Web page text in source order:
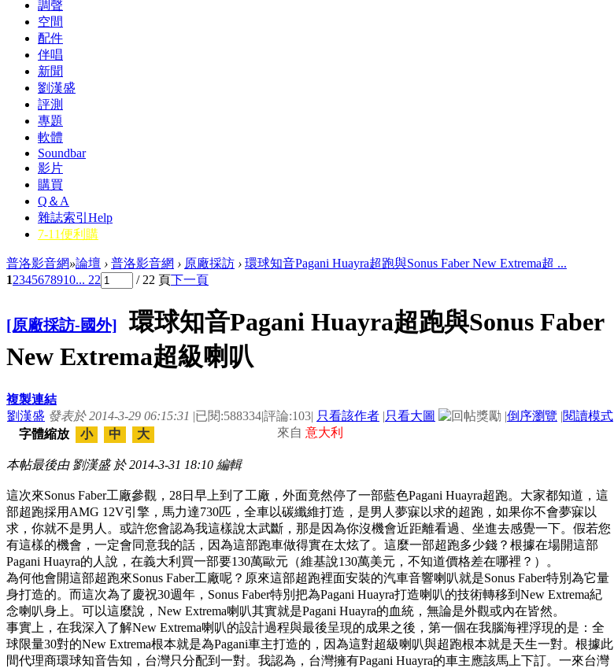
調聲
空間
配件
伴唱
新聞
劉漢盛
評測
專題
軟體
Soundbar
影片
購買
Q＆A
雜誌索引 Help
7-11便利購
普洛影音網»論壇 › 普洛影音網 › 原廠採訪 › 環球知音Pagani Huayra超跑與Sonus Faber New Extrema超 ...
12345678910... 22 / 22 頁下一頁
[原廠採訪-國外]
環球知音Pagani Huayra超跑與Sonus Faber
New Extrema超級喇叭
複製連結
劉漢盛 發表於 2014-3-29 06:15:31 |已閱:588334|評論:103| 只看該作者 |只看大圖 |倒序瀏覽 |閱讀模式
來自 意大利
字體縮放 小 中 大
本帖最後由 劉漢盛 於 2014-3-31 18:10 編輯
這次來Sonus Faber工廠參觀，28日早上到了工廠，外面竟然停了一部藍色Pagani Huayra超跑。大家都知道，這
部超跑採用AMG 12V引擎，馬力達730匹，全車以碳纖維打造，是男人夢寐以求的超跑，如果你不會夢寐以
求，你就不是男人。或許您會認為我這樣說太武斷，那是因為你沒機會近距離看過、坐進去感覺一下。假若您
有這樣的機會，一定會同意我的話，因為這部跑車做得實在太炫了。這麼一部超跑多少錢？根據在場開這部
Pagani Huayra的人說，在義大利買一部要130萬歐元（維基說130萬美元，不知道價格差在哪裡？）。
為何他會開這部超跑來Sonus Faber工廠呢？原來這部超跑裡面安裝的汽車音響喇叭就是Sonus Faber特別為它量
身打造的。而這次為了慶祝30週年，Sonus Faber特別把為Pagani Huayra打造喇叭的技術轉移到New Extrema紀
念喇叭身上。可以這麼說，New Extrema喇叭其實就是Pagani Huayra的血統，無論是外觀或內在皆然。
事實上，在我深入了解New Extrema喇叭的設計過程與最後呈現的成果之後，第一個在我腦海裡浮現的是：全
球限量30對的New Extrema根本就是為Pagani車主打造的，因為這對超級喇叭與超跑根本就是天生一對。根據此
間代理商環球知音告知，台灣只分配到一對。我認為，台灣擁有Pagani Huayra的車主應該馬上下訂。一來台灣